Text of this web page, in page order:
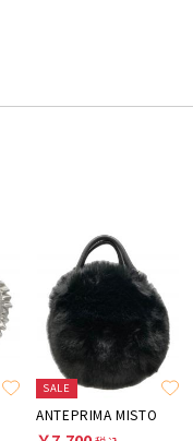
SALE
ANTEPRIMA MISTO